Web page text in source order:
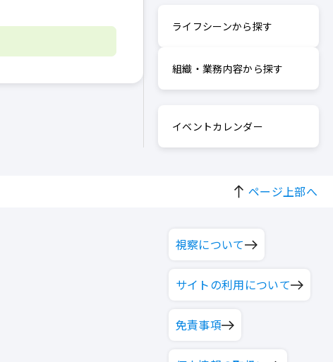
ライフシーンから探す
組織・業務内容から探す
イベントカレンダー
ページ上部へ
視察について
サイトの利用について
免責事項